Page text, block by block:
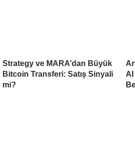
Strategy ve MARA’dan Büyük
Bitcoin Transferi: Satış Sinyali
mi?
AI